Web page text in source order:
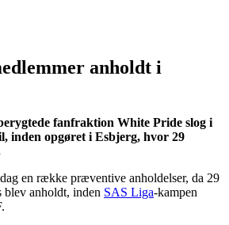
anholdt i
fanfraktion White Pride slog i
inden opgøret i Esbjerg, hvor 29
en række præventive anholdelser, da 29
blev anholdt, inden SAS Liga-kampen